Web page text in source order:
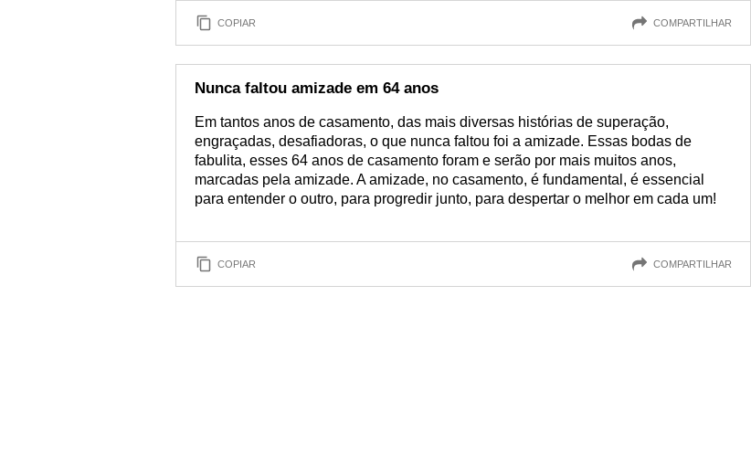
COPIAR COMPARTILHAR
Nunca faltou amizade em 64 anos
Em tantos anos de casamento, das mais diversas histórias de superação,
engraçadas, desafiadoras, o que nunca faltou foi a amizade. Essas bodas de
fabulita, esses 64 anos de casamento foram e serão por mais muitos anos,
marcadas pela amizade. A amizade, no casamento, é fundamental, é essencial
para entender o outro, para progredir junto, para despertar o melhor em cada um!
COPIAR COMPARTILHAR